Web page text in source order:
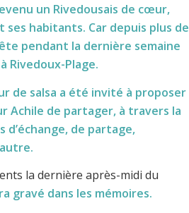
un Rivedousais de cœur,
ses habitants. Car depuis plus de
pendant la dernière semaine
Rivedoux-Plage.
de salsa a été invité à proposer
Achile de partager, à travers la
d’échange, de partage,
la dernière après-midi du
gravé dans les mémoires.